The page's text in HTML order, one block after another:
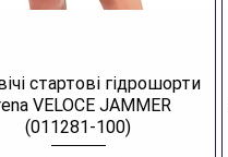
стартові гідрошорти
VELOCE JAMMER
(011281-100)